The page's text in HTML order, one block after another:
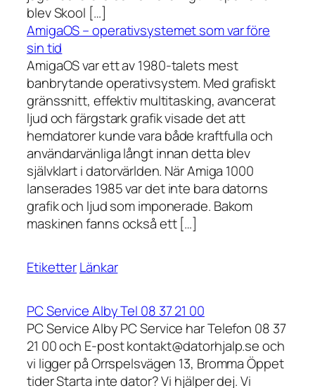
blev Skool […]
AmigaOS – operativsystemet som var före
sin tid
AmigaOS var ett av 1980-talets mest
banbrytande operativsystem. Med grafiskt
gränssnitt, effektiv multitasking, avancerat
ljud och färgstark grafik visade det att
hemdatorer kunde vara både kraftfulla och
användarvänliga långt innan detta blev
självklart i datorvärlden. När Amiga 1000
lanserades 1985 var det inte bara datorns
grafik och ljud som imponerade. Bakom
maskinen fanns också ett […]
EtiketterLänkar
PC Service Alby Tel 08 37 21 00
PC Service Alby PC Service har Telefon 08 37
21 00 och E-post kontakt@datorhjalp.se och
vi ligger på Orrspelsvägen 13, Bromma Öppet
tider Starta inte dator? Vi hjälper dej. Vi